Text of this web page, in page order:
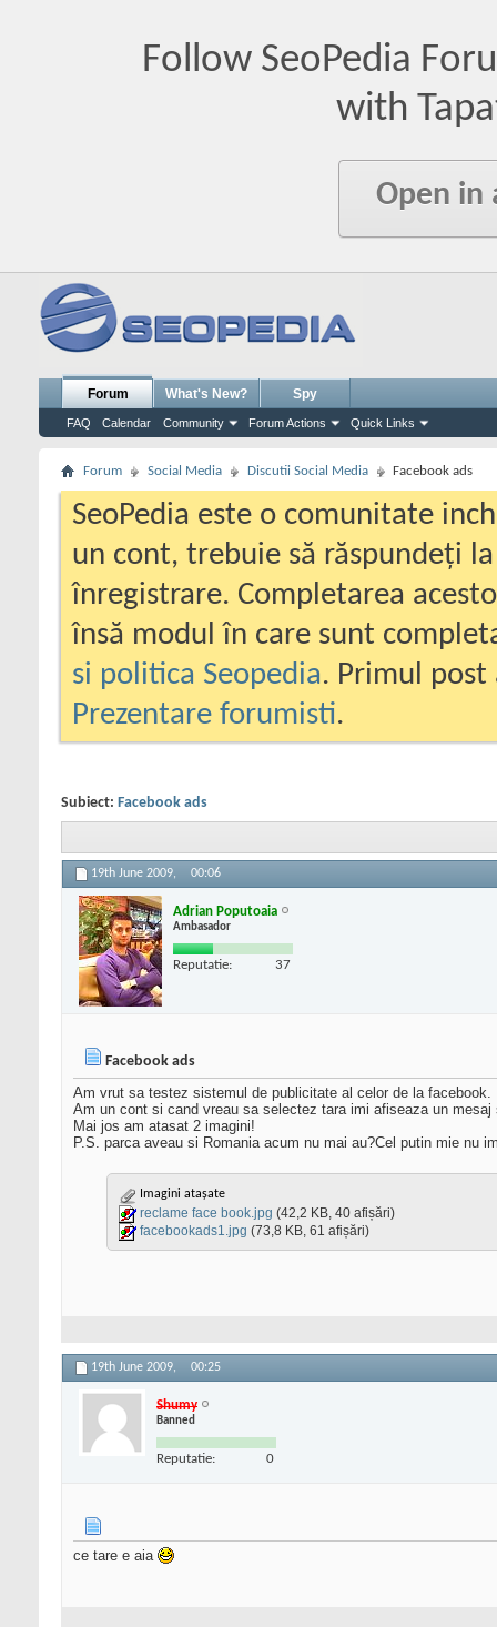
Follow SeoPedia
with
Open in
Forum
FAQ Calendar Community Forum Actions Quick Links
What's New? Spy
Forum Social Media Discutii Social Media Facebook ads
SeoPedia este o comunitate
un cont, trebuie să răspundeți
înregistrare. Completarea
însă modul în care sunt
si politica Seopedia. Primul
Prezentare forumisti.
Subiect: Facebook ads
19th June 2009, 00:06
Adrian Poputoaia
Ambasador
Reputatie: 37
Facebook ads
Am vrut sa testez sistemul de publicitate al celor de la facebook.
Am un cont si cand vreau sa selectez tara imi afiseaza un mesaj
Mai jos am atasat 2 imagini!
P.S. parca aveau si Romania acum nu mai au?Cel putin mie nu
Imagini atașate
reclame face book.jpg (42,2 KB, 40 afișări)
facebookads1.jpg (73,8 KB, 61 afișări)
19th June 2009, 00:25
Shumy
Banned
Reputatie: 0
ce tare e aia